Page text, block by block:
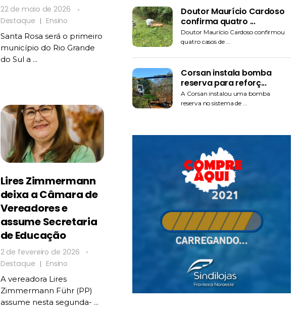
22 de maio de 2026
Destaque
Ensino
Santa Rosa será o primeiro
município do Rio Grande
do Sul a ...
Lires Zimmermann
deixa a Câmara de
Vereadores e
assume Secretaria
de Educação
2 de fevereiro de 2026
Destaque
Ensino
A vereadora Lires
Zimmermann Führ (PP)
assume nesta segunda- ...
Doutor Maurício Cardoso
confirma quatro ...
Doutor Maurício Cardoso confirmou
quatro casos de ...
Corsan instala bomba
reserva para reforç...
A Corsan instalou uma bomba
reserva no sistema de ...